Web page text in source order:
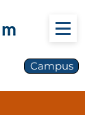
Campus